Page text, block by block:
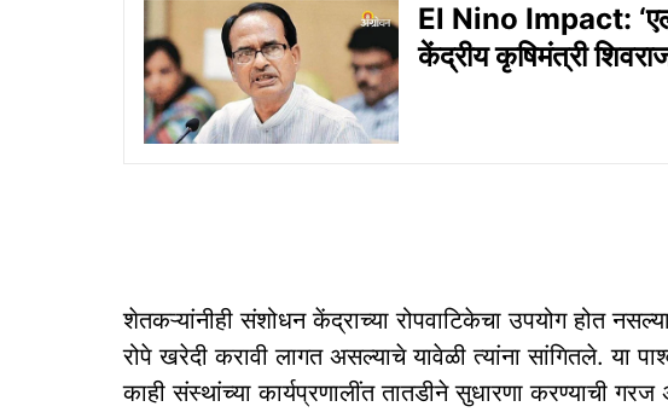
El Nino Impact: ‘एल
केंद्रीय कृषिमंत्री
शेतकऱ्यांनीही संशोधन केंद्राच्या रोपवाटिकेचा उपयोग होत
रोपे खरेदी करावी लागत असल्याचे यावेळी त्यांना सांगितले. या
काही संस्थांच्या कार्यप्रणालींत तातडीने सुधारणा करण्याची